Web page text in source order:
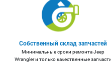
Собственный склад запчастей
Минимальные сроки ремонта Jeep
Wrangler и только качественные запчасти